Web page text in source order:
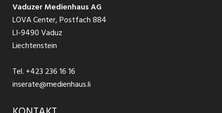
Jobs in Glarus
Jobs in der Südostschweiz
Temporär Jobs
Teilzeit Jobs
Ratgeber Bewerbung / Rekrutierung
AGB
Datenschutzbestimmungen
Nutzungsbedingungen
Impressum
Vaduzer Medienhaus AG
LOVA Center, Postfach 884
LI-9490 Vaduz
Liechtenstein
Tel. +423 236 16 16
inserate@medienhaus.li